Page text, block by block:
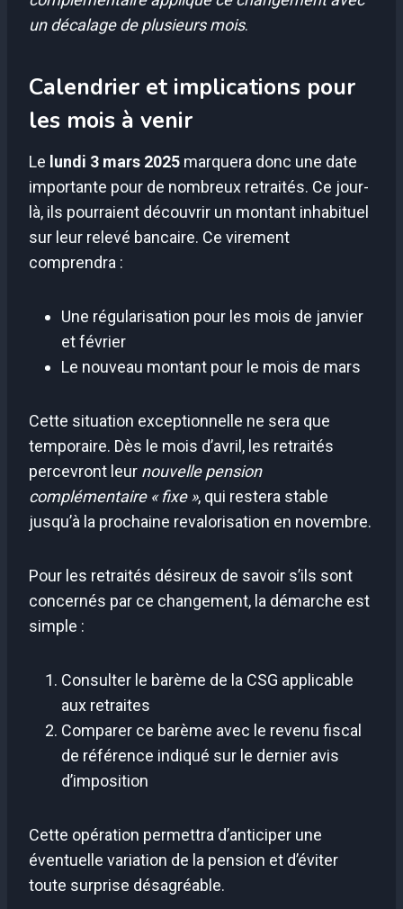
un décalage de plusieurs mois.
Calendrier et implications pour
les mois à venir
Le lundi 3 mars 2025 marquera donc une date
importante pour de nombreux retraités. Ce jour-
là, ils pourraient découvrir un montant inhabituel
sur leur relevé bancaire. Ce virement
comprendra :
Une régularisation pour les mois de janvier
et février
Le nouveau montant pour le mois de mars
Cette situation exceptionnelle ne sera que
temporaire. Dès le mois d’avril, les retraités
percevront leur nouvelle pension
complémentaire « fixe », qui restera stable
jusqu’à la prochaine revalorisation en novembre.
Pour les retraités désireux de savoir s’ils sont
concernés par ce changement, la démarche est
simple :
Consulter le barème de la CSG applicable
aux retraites
Comparer ce barème avec le revenu fiscal
de référence indiqué sur le dernier avis
d’imposition
Cette opération permettra d’anticiper une
éventuelle variation de la pension et d’éviter
toute surprise désagréable.